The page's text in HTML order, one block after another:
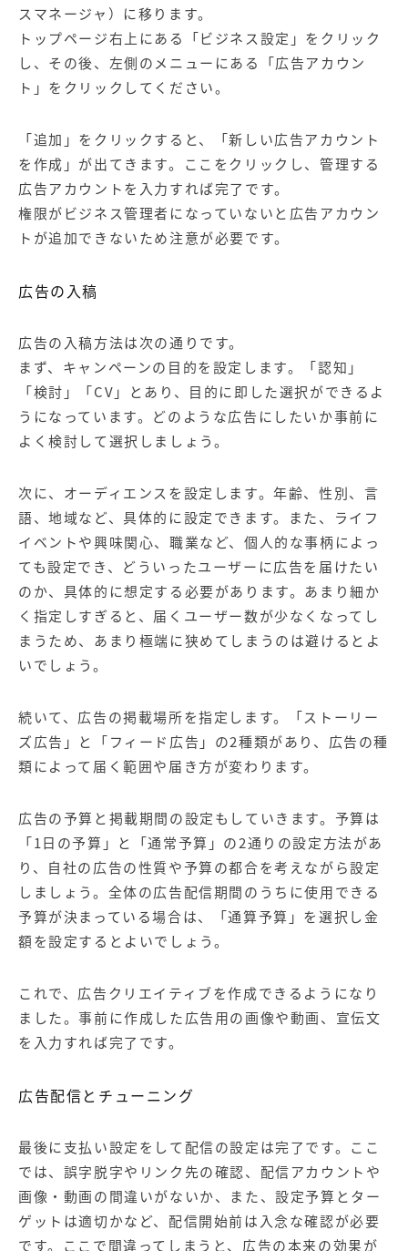
スマネージャ）に移ります。
トップページ右上にある「ビジネス設定」をクリック
し、その後、左側のメニューにある「広告アカウン
ト」をクリックしてください。
「追加」をクリックすると、「新しい広告アカウント
を作成」が出てきます。ここをクリックし、管理する
広告アカウントを入力すれば完了です。
権限がビジネス管理者になっていないと広告アカウン
トが追加できないため注意が必要です。
広告の入稿
広告の入稿方法は次の通りです。
まず、キャンペーンの目的を設定します。「認知」
「検討」「CV」とあり、目的に即した選択ができるよ
うになっています。どのような広告にしたいか事前に
よく検討して選択しましょう。
次に、オーディエンスを設定します。年齢、性別、言
語、地域など、具体的に設定できます。また、ライフ
イベントや興味関心、職業など、個人的な事柄によっ
ても設定でき、どういったユーザーに広告を届けたい
のか、具体的に想定する必要があります。あまり細か
く指定しすぎると、届くユーザー数が少なくなってし
まうため、あまり極端に狭めてしまうのは避けるとよ
いでしょう。
続いて、広告の掲載場所を指定します。「ストーリー
ズ広告」と「フィード広告」の2種類があり、広告の種
類によって届く範囲や届き方が変わります。
広告の予算と掲載期間の設定もしていきます。予算は
「1日の予算」と「通常予算」の2通りの設定方法があ
り、自社の広告の性質や予算の都合を考えながら設定
しましょう。全体の広告配信期間のうちに使用できる
予算が決まっている場合は、「通算予算」を選択し金
額を設定するとよいでしょう。
これで、広告クリエイティブを作成できるようになり
ました。事前に作成した広告用の画像や動画、宣伝文
を入力すれば完了です。
広告配信とチューニング
最後に支払い設定をして配信の設定は完了です。ここ
では、誤字脱字やリンク先の確認、配信アカウントや
画像・動画の間違いがないか、また、設定予算とター
ゲットは適切かなど、配信開始前は入念な確認が必要
です。ここで間違ってしまうと、広告の本来の効果が